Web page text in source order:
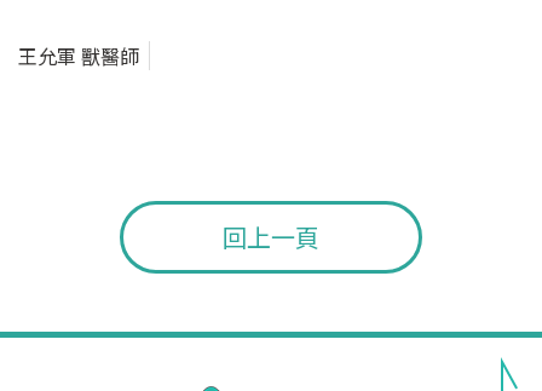
王允軍 獸醫師
回上一頁